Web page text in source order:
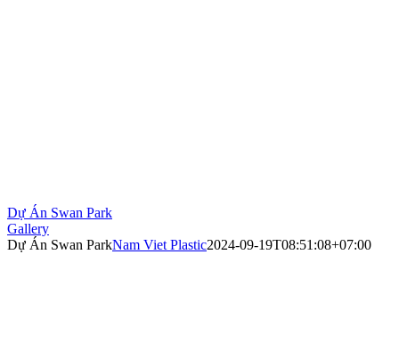
Dự Án Swan Park
Gallery
Dự Án Swan ParkNam Viet Plastic2024-09-19T08:51:08+07:00